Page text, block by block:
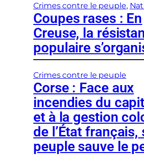
Crimes contre le peuple,
Coupes rases : En
Creuse, la
populaire
Crimes contre le peuple
Corse : Face aux
incendies du
et à la gestion
de l’État français,
peuple sauve le